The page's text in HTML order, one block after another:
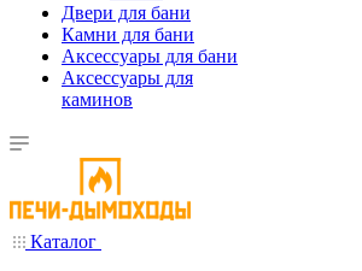
Двери для бани
Камни для бани
Аксессуары для бани
Аксессуары для
каминов
Каталог